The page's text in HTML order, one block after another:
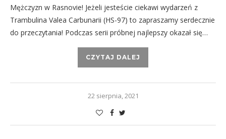
Mężczyzn w Rasnovie! Jeżeli jesteście ciekawi wydarzeń z
Trambulina Valea Carbunarii (HS-97) to zapraszamy serdecznie
do przeczytania! Podczas serii próbnej najlepszy okazał się…
CZYTAJ DALEJ
22 sierpnia, 2021